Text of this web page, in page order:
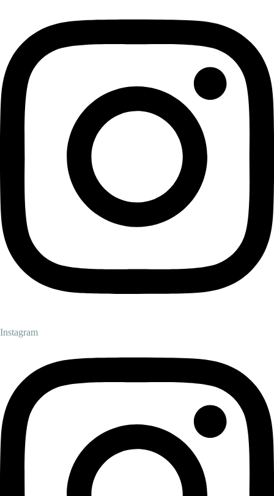
Instagram